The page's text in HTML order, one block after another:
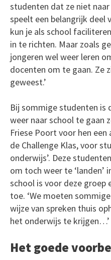
studenten dat ze niet
speelt een belangrijk deel
kun je als school
in te richten. Maar zoals
jongeren wel weer leren
docenten om te gaan. Ze
geweest.’
Bij sommige studenten is
weer naar school te gaan
Friese Poort voor hen
de Challenge Klas, voor
onderwijs’. Deze
om toch weer te ‘landen’
school is voor deze groep
toe. ‘We moeten
wijze van spreken thuis
het onderwijs te krijgen…’
Het goede